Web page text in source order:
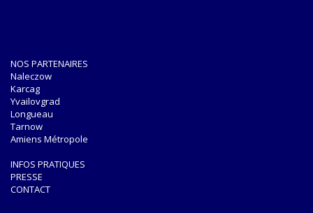
NOS PARTENAIRES
Naleczow
Karcag
Yvailovgrad
Longueau
Tarnow
Amiens Métropole
INFOS PRATIQUES
PRESSE
CONTACT